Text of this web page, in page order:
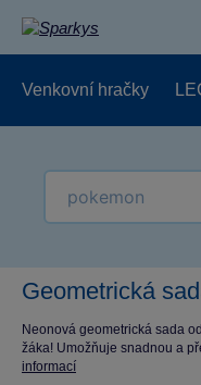
Venkovní hračky
Geometrická
Neonová geometrická sada
žáka! Umožňuje snadnou a
informací